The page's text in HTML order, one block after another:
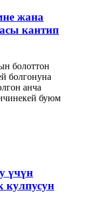
жана
кантип
болоттон
болгонуна
анча
буюм
үчүн
кулпусун